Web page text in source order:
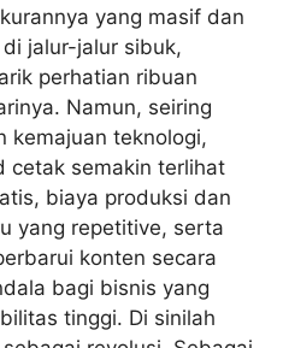
yang masif dan
jalur-jalur sibuk,
perhatian ribuan
Namun, seiring
kemajuan teknologi,
cetak semakin terlihat
biaya produksi dan
yang repetitive, serta
konten secara
bagi bisnis yang
tinggi. Di sinilah